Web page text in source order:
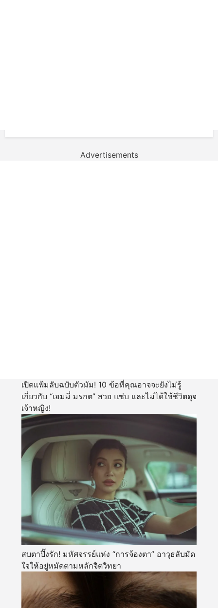
Advertisements
เปิดแฟ้มลับฉบับตัวมัม! 10 ข้อที่คุณอาจจะยังไม่รู้
เกี่ยวกับ “เอมมี่ มรกต” สวย แซ่บ และไม่ได้ใช้ชีวิตดุจ
เจ้าหญิง!
สบตาปิ๊งรัก! มหัศจรรย์แห่ง “การจ้องตา” อาวุธลับมัด
ใจให้อยู่หมัดตามหลักจิตวิทยา